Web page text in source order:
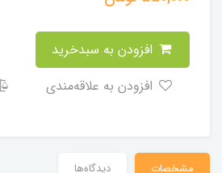
مشخصات دیدگاه‌ها